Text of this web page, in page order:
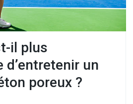
il plus
d’entretenir un
poreux ?